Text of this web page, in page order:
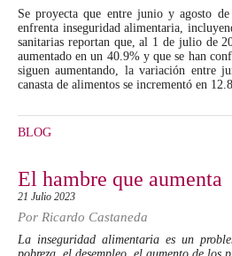
Se proyecta que entre junio y agosto
enfrenta inseguridad alimentaria,
sanitarias reportan que, al 1 de julio de
aumentado en un 40.9% y que se han
siguen aumentando, la variación
canasta de alimentos se incrementó en
BLOG
El hambre que aumenta
21 Julio 2023
Por Ricardo Castaneda
La inseguridad alimentaria es un